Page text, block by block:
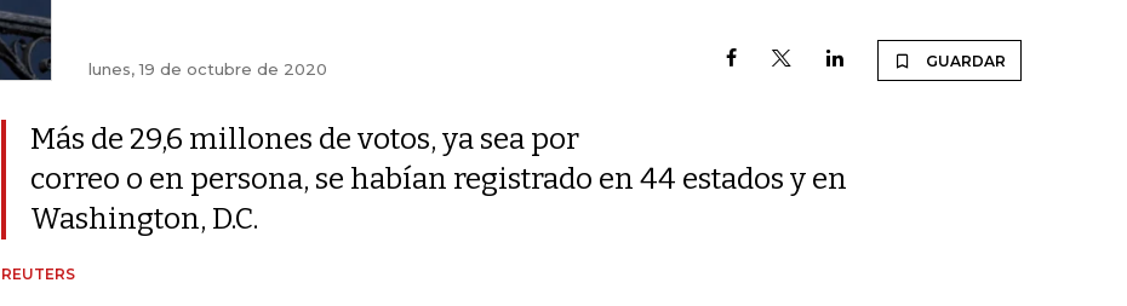
lunes, 19 de octubre de 2020 GUARDAR
Más de 29,6 millones de votos, ya sea por
correo o en persona, se habían registrado en 44 estados y en
Washington, D.C.
REUTERS